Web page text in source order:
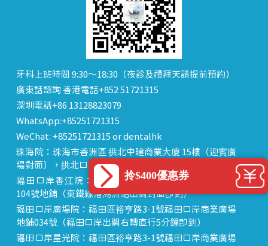
牙科上班時間 9:30～18:30（夜診及禮拜天請提前預約）
廣東話諮詢 香港電話+852 51721315
深圳電話+86 13128823079
WhatsApp:+85251721315
WeChat: +85251721315 or dentalhk
珠海院：珠海市香洲區 拱北中建商業大廈 15樓（迎賓廣
場對面），拱北口岸步行8分鐘直達
福田口岸香江院：福田區福田口岸正對面，海悅華城
104號地鋪（東鐵線落馬洲站出關對面即到）
福田口岸廣場院：福田區裕亨路3-1號福田口岸商業廣場
地鋪034號（福田口岸出關右轉直行5分鐘即到）
福田口岸星光院：福田區裕亨路3-1號福田口岸商業廣場
拎$400優惠券